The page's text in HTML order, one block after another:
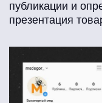
публикации и
презентация